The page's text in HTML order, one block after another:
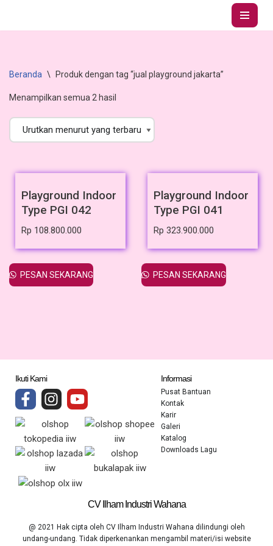
Lompat
Beranda \ Produk dengan tag “jual playground jakarta”
Menampilkan semua 2 hasil
Playground Indoor
Type PGI 042
Rp 108.800.000
PESAN SEKARANG
Playground Indoor
Type PGI 041
Rp 323.900.000
PESAN SEKARANG
CV Ilham Industri Wahana
@ 2021 Hak cipta oleh CV Ilham Industri Wahana dilindungi oleh
undang-undang. Tidak diperkenankan mengambil materi/isi website
Informasi
Pusat Bantuan
Kontak
Karir
Galeri
Katalog
Downloads Lagu
Ikuti Kami